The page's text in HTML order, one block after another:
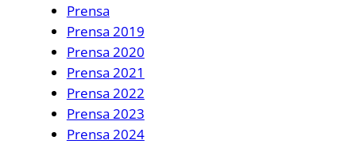
Prensa
Prensa 2019
Prensa 2020
Prensa 2021
Prensa 2022
Prensa 2023
Prensa 2024